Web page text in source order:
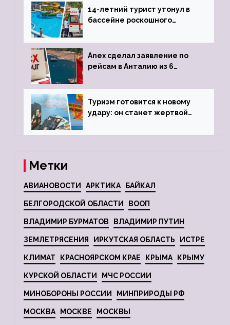
14-летний турист утонул в
бассейне роскошного
Anex сделал заявление по
рейсам в Анталию из 6
Туризм готовится к новому
удару: он станет жертвой
Метки
АВИАНОВОСТИ АРКТИКА БАЙКАЛ
БЕЛГОРОДСКОЙ ОБЛАСТИ ВООП
ВЛАДИМИР БУРМАТОВ ВЛАДИМИР ПУТИН
ЗЕМЛЕТРЯСЕНИЯ ИРКУТСКАЯ ОБЛАСТЬ ИСТРЕ
КЛИМАТ КРАСНОЯРСКОМ КРАЕ КРЫМА КРЫМУ
КУРСКОЙ ОБЛАСТИ МЧС РОССИИ
МИНОБОРОНЫ РОССИИ МИНПРИРОДЫ РФ
МОСКВА МОСКВЕ МОСКВЫ